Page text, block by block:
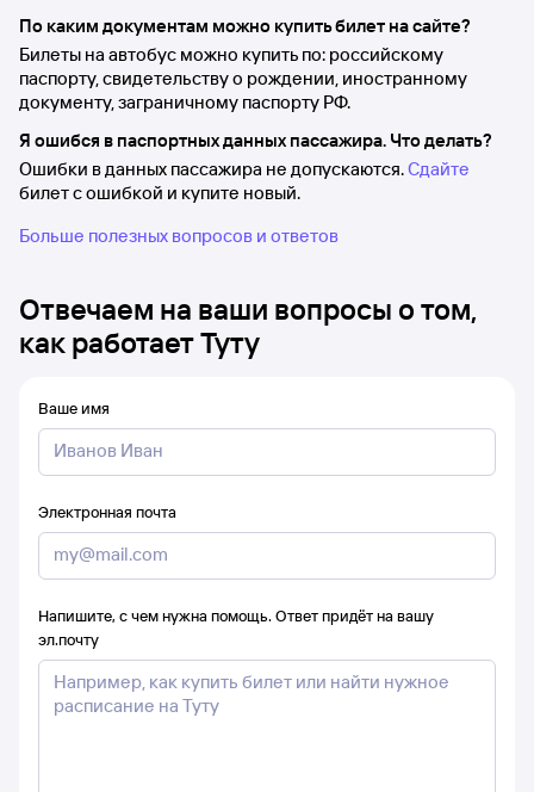
По каким документам можно купить билет на сайте?
Билеты на автобус можно купить по: российскому
паспорту, свидетельству о рождении, иностранному
документу, заграничному паспорту РФ.
Я ошибся в паспортных данных пассажира. Что делать?
Ошибки в данных пассажира не допускаются.Сдайте
билет с ошибкой и купите новый.
Больше полезных вопросов и ответов
Отвечаем на ваши вопросы о том,
как работает Туту
Ваше имя
Электронная почта
Напишите, с чем нужна помощь. Ответ придёт на вашу
эл.почту